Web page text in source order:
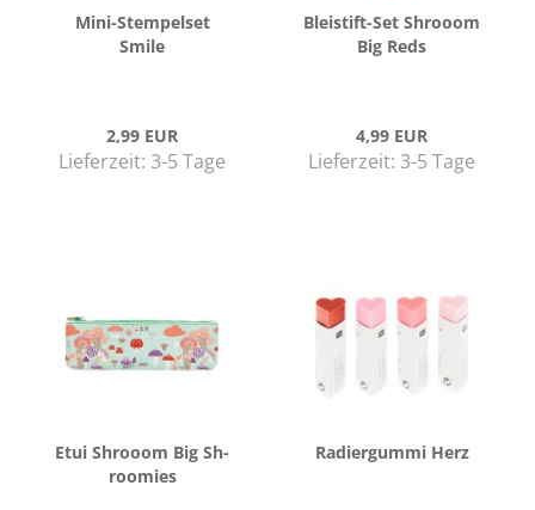
Mini-​Stem­pel­set
Smile
2,99 EUR
Lieferzeit: 3-5 Tage
Bleistift-​​Set Shrooom
Big Reds
4,99 EUR
Lieferzeit: 3-5 Tage
Etui Shrooom Big Sh­
roo­mies
Ra­dier­gum­mi Herz